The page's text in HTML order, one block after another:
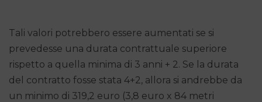
Tali valori potrebbero essere aumentati se si
prevedesse una durata contrattuale superiore
rispetto a quella minima di 3 anni + 2. Se la durata
del contratto fosse stata 4+2, allora si andrebbe da
un minimo di 319,2 euro (3,8 euro x 84 metri